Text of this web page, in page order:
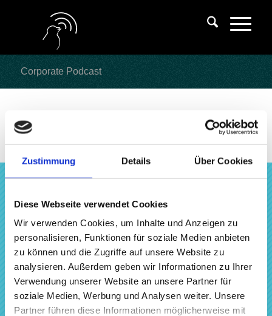
Zustimmung Details Über Cookies
Diese Webseite verwendet Cookies
Wir verwenden Cookies, um Inhalte und Anzeigen zu
personalisieren, Funktionen für soziale Medien anbieten
zu können und die Zugriffe auf unsere Website zu
analysieren. Außerdem geben wir Informationen zu Ihrer
Verwendung unserer Website an unsere Partner für
soziale Medien, Werbung und Analysen weiter. Unsere
Partner führen diese Informationen möglicherweise mit
Corporate Podcast
INTERESSE LINKS
Podcast-Label
Podcast-Hosting
Podcast-Vermarktung
Podcast-Verzeichnis
Datentransfer
Kontakt